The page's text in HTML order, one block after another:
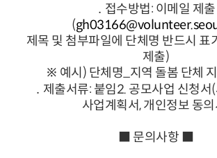
․ 접수방법: 이메일 제출
(
제목 및 첨부파일에 단체명 반드시 표
제출)
※ 예시) 단체명_지역 돌봄 단체
․ 제출서류: ​붙임2. 공모사업 신청서
사업계획서, 개인정보 동
■ 문의사항 ■